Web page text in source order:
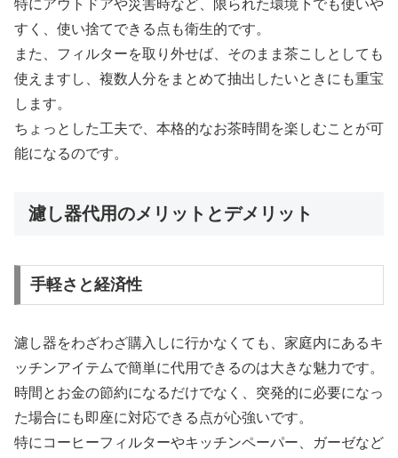
特にアウトドアや災害時など、限られた環境下でも使いや
すく、使い捨てできる点も衛生的です。
また、フィルターを取り外せば、そのまま茶こしとしても
使えますし、複数人分をまとめて抽出したいときにも重宝
します。
ちょっとした工夫で、本格的なお茶時間を楽しむことが可
能になるのです。
濾し器代用のメリットとデメリット
手軽さと経済性
濾し器をわざわざ購入しに行かなくても、家庭内にあるキ
ッチンアイテムで簡単に代用できるのは大きな魅力です。
時間とお金の節約になるだけでなく、突発的に必要になっ
た場合にも即座に対応できる点が心強いです。
特にコーヒーフィルターやキッチンペーパー、ガーゼなど